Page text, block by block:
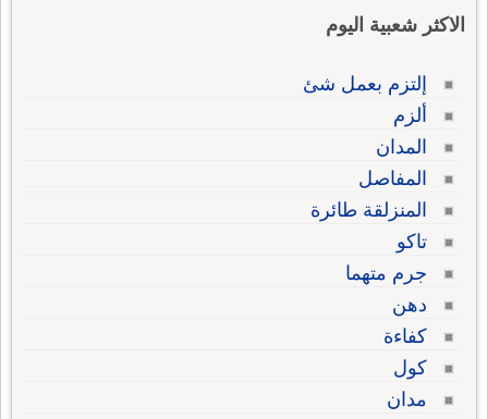
الاكثر شعبية اليوم
إلتزم بعمل شئ
ألزم
المدان
المفاصل
المنزلقة طائرة
تاكو
جرم متهما
دهن
كفاءة
كول
مدان